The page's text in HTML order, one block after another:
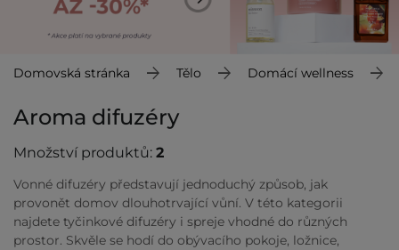
Ekologické balení
Domovská stránka Tělo Domácí wellness
Aroma difuzéry
Množství produktů: 2
Vonné difuzéry představují jednoduchý způsob, jak
provonět domov dlouhotrvající vůní. V této kategorii
najdete tyčinkové difuzéry i spreje vhodné do různých
prostor. Skvěle se hodí do obývacího pokoje, ložnice,